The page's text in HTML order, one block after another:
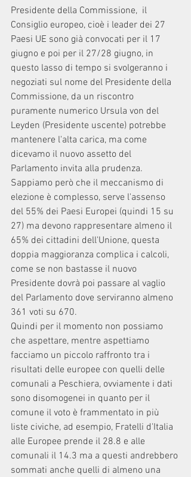
Presidente della Commissione,  il
Consiglio europeo, cioè i leader dei 27
Paesi UE sono già convocati per il 17
giugno e poi per il 27/28 giugno, in
questo lasso di tempo si svolgeranno i
negoziati sul nome del Presidente della
Commissione, da un riscontro
puramente numerico Ursula von del
Leyden (Presidente uscente) potrebbe
mantenere l'alta carica, ma come
dicevamo il nuovo assetto del
Parlamento invita alla prudenza.
Sappiamo però che il meccanismo di
elezione è complesso, serve l'assenso
del 55% dei Paesi Europei (quindi 15 su
27) ma devono rappresentare almeno il
65% dei cittadini dell'Unione, questa
doppia maggioranza complica i calcoli,
come se non bastasse il nuovo
Presidente dovrà poi passare al vaglio
del Parlamento dove serviranno almeno
361 voti su 670.
Quindi per il momento non possiamo
che aspettare, mentre aspettiamo
facciamo un piccolo raffronto tra i
risultati delle europee con quelli delle
comunali a Peschiera, ovviamente i dati
sono disomogenei in quanto per il
comune il voto è frammentato in più
liste civiche, ad esempio, Fratelli d'Italia
alle Europee prende il 28.8 e alle
comunali il 14.3 ma a questi andrebbero
sommati anche quelli di almeno una